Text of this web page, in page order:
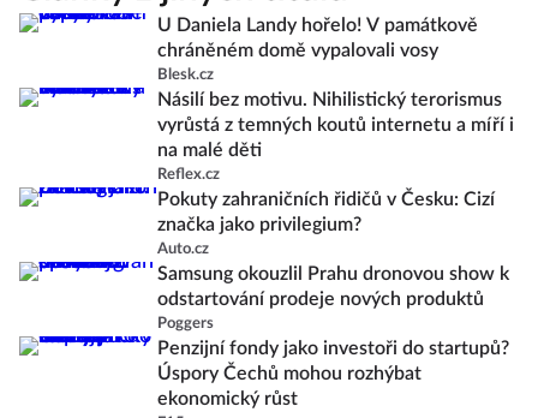
U Daniela Landy hořelo! V památkově
chráněném domě vypalovali vosy
Blesk.cz
Násilí bez motivu. Nihilistický terorismus
vyrůstá z temných koutů internetu a míří i
na malé děti
Reflex.cz
Pokuty zahraničních řidičů v Česku: Cizí
značka jako privilegium?
Auto.cz
Samsung okouzlil Prahu dronovou show k
odstartování prodeje nových produktů
Poggers
Penzijní fondy jako investoři do startupů?
Úspory Čechů mohou rozhýbat
ekonomický růst